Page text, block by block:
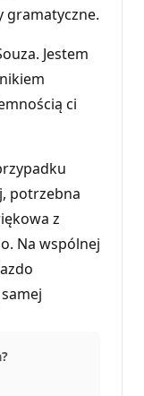
gramatyczne.
Jestem
ci
potrzebna
z
Na wspólnej